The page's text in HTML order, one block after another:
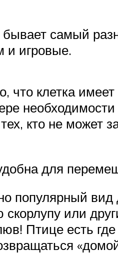
бывает самый
и игровые.
что клетка
кто не может
для
популярный вид
или
Птице есть